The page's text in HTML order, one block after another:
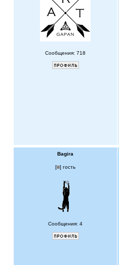
Сообщения: 718
Bagira
[ ] гость
Сообщения: 4